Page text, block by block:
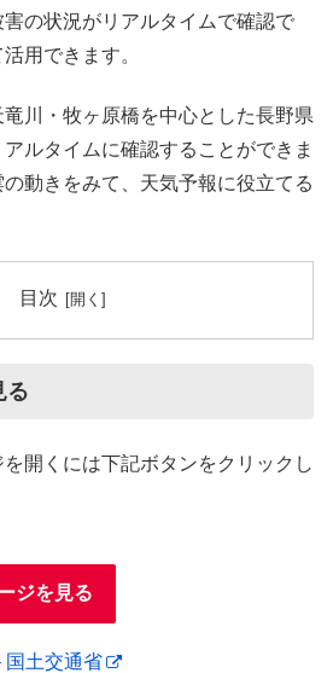
の状況がリアルタイムで確認で
用できます。
竜川・牧ヶ原橋を中心とした長野県
ルタイムに確認することができま
動きをみて、天気予報に役立てる
目次
る
開くには下記ボタンをクリックし
ジを見る
国土交通省